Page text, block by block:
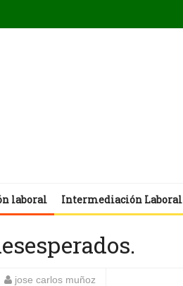
laboral Intermediación Laboral
jose carlos muñoz